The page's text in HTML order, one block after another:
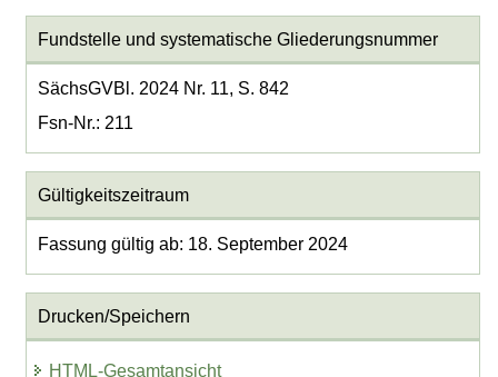
Fundstelle und systematische Gliederungsnummer
SächsGVBl. 2024 Nr. 11, S. 842
Fsn-Nr.: 211
Gültigkeitszeitraum
Fassung gültig ab: 18. September 2024
Drucken/Speichern
HTML-Gesamtansicht